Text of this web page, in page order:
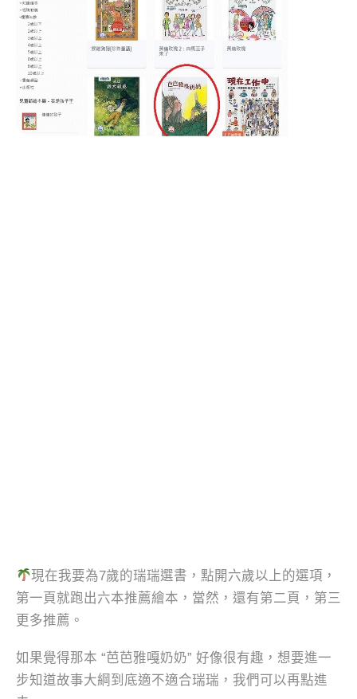
現在我要為7歲的瑞瑞選書，點開六歲以上的選項，
第一頁就跑出六本推薦繪本，當然，還有第二頁，第三
更多推薦。
如果覺得那本 “芭芭雅嘎奶奶” 好像很有趣，想要進一
步知道故事大綱到底適不適合瑞瑞，我們可以再點進